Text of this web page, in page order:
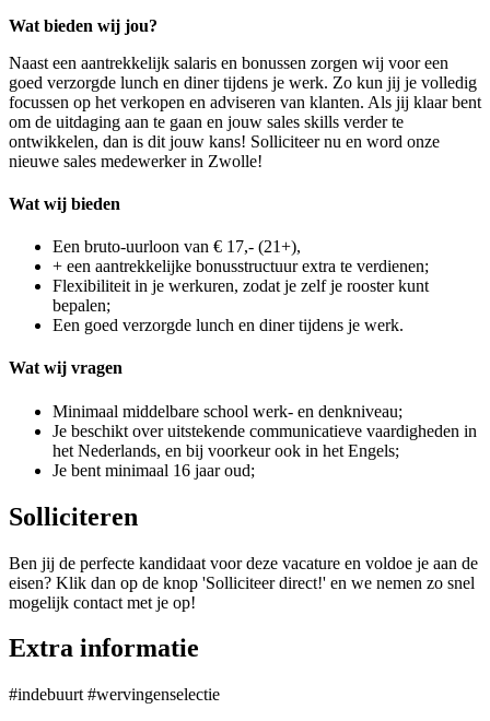
Wat bieden wij jou?
Naast een aantrekkelijk salaris en bonussen zorgen wij voor een
goed verzorgde lunch en diner tijdens je werk. Zo kun jij je volledig
focussen op het verkopen en adviseren van klanten. Als jij klaar bent
om de uitdaging aan te gaan en jouw sales skills verder te
ontwikkelen, dan is dit jouw kans! Solliciteer nu en word onze
nieuwe sales medewerker in Zwolle!
Wat wij bieden
Een bruto-uurloon van € 17,- (21+),
+ een aantrekkelijke bonusstructuur extra te verdienen;
Flexibiliteit in je werkuren, zodat je zelf je rooster kunt
bepalen;
Een goed verzorgde lunch en diner tijdens je werk.
Wat wij vragen
Minimaal middelbare school werk- en denkniveau;
Je beschikt over uitstekende communicatieve vaardigheden in
het Nederlands, en bij voorkeur ook in het Engels;
Je bent minimaal 16 jaar oud;
Solliciteren
Ben jij de perfecte kandidaat voor deze vacature en voldoe je aan de
eisen? Klik dan op de knop 'Solliciteer direct!' en we nemen zo snel
mogelijk contact met je op!
Extra informatie
#indebuurt #wervingenselectie